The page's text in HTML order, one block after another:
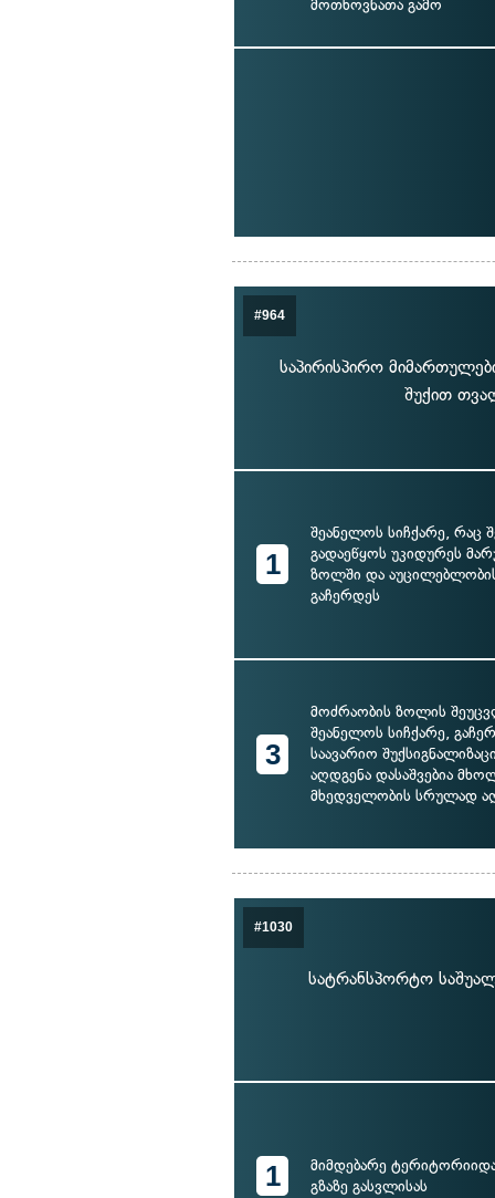
მოთხოვნათა გამო
#964
საპირისპირო
შუქით
1
შეანელოს სიჩქარე, რაც
გადაეწყოს უკიდურეს
ზოლში და აუცილებლობის
გაჩერდეს
3
მოძრაობის ზოლის
შეანელოს სიჩქარე,
საავარიო
აღდგენა დასაშვებია
მხედველობის სრულად
#1030
სატრანსპორტო
1
მიმდებარე
გზაზე გასვლისას